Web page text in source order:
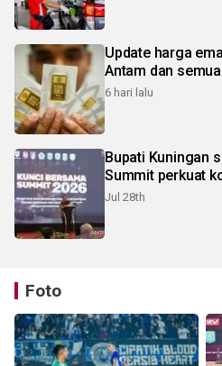
Update harga
Antam dan
6 hari lalu
Bupati Kuningan
Summit perkuat
Jul 28th
Foto